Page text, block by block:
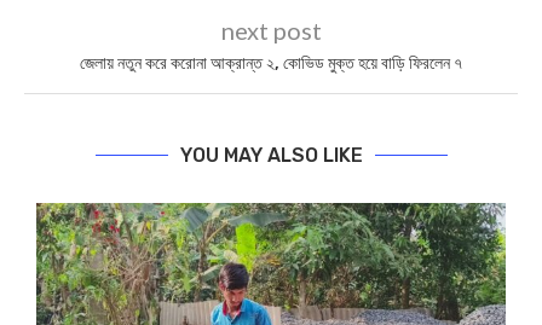
next post
জেলায় নতুন করে করোনা আক্রান্ত ২, কোভিড মুক্ত হয়ে বাড়ি ফিরলেন ৭
YOU MAY ALSO LIKE